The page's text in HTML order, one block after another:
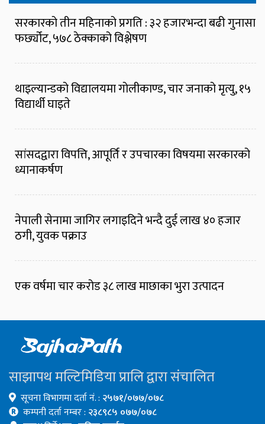
सरकारको तीन महिनाको प्रगति : ३२ हजारभन्दा बढी गुनासा
फर्छ्योट, ५७८ ठेक्काको विश्लेषण
थाइल्यान्डको विद्यालयमा गोलीकाण्ड, चार जनाको मृत्यु, १५
विद्यार्थी घाइते
सांसदद्वारा विपत्ति, आपूर्ति र उपचारका विषयमा सरकारको
ध्यानाकर्षण
नेपाली सेनामा जागिर लगाइदिने भन्दै दुई लाख ४० हजार
ठगी, युवक पक्राउ
एक वर्षमा चार करोड ३८ लाख माछाका भुरा उत्पादन
साझापथ मल्टिमिडिया प्रालि द्वारा संचालित
सूचना विभागमा दर्ता नं. : २५७१/०७७/०७८
कम्पनी दर्ता नम्बर : २३८९८५ ०७७/०७८